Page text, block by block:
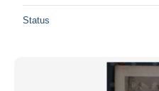
Status